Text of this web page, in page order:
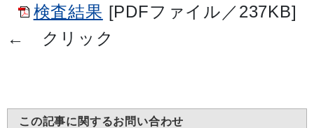
検査結果 [PDFファイル／237KB]
← クリック
この記事に関するお問い合わせ